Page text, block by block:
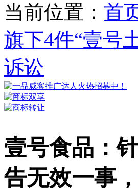
当前位置： 首
旗下4件“壹号
诉讼
壹号食品：
告无效一事